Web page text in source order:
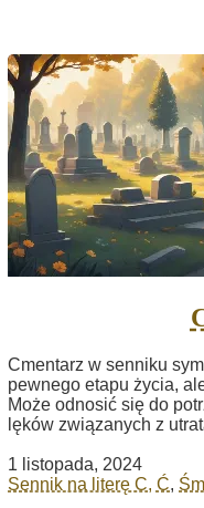
Cmentarz w senniku
pewnego etapu życia,
Może odnosić się do
lęków związanych z
1 listopada, 2024
Sennik na literę C, Ć,